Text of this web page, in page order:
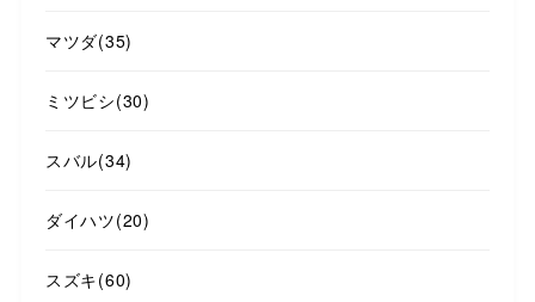
マツダ(35)
ミツビシ(30)
スバル(34)
ダイハツ(20)
スズキ(60)